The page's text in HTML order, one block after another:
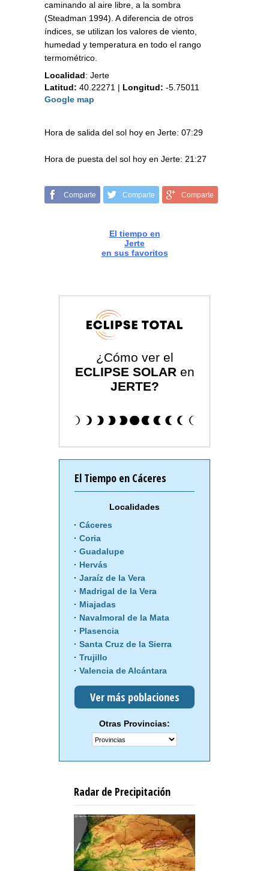
caminando al aire libre, a la sombra
(Steadman 1994). A diferencia de otros
índices, se utilizan los valores de viento,
humedad y temperatura en todo el rango
termométrico.
Localidad: Jerte
Latitud: 40.22271 | Longitud: -5.75011
Google map
Hora de salida del sol hoy en Jerte: 07:29
Hora de puesta del sol hoy en Jerte: 21:27
Comparte Comparte Comparte
El tiempo en
Jerte
en sus favoritos
¿Cómo ver el
ECLIPSE SOLAR en
JERTE?
El Tiempo en Cáceres
Localidades
Cáceres
Coria
Guadalupe
Hervás
Jaraíz de la Vera
Madrigal de la Vera
Miajadas
Navalmoral de la Mata
Plasencia
Santa Cruz de la Sierra
Trujillo
Valencia de Alcántara
Ver más poblaciones
Otras Provincias:
Radar de Precipitación